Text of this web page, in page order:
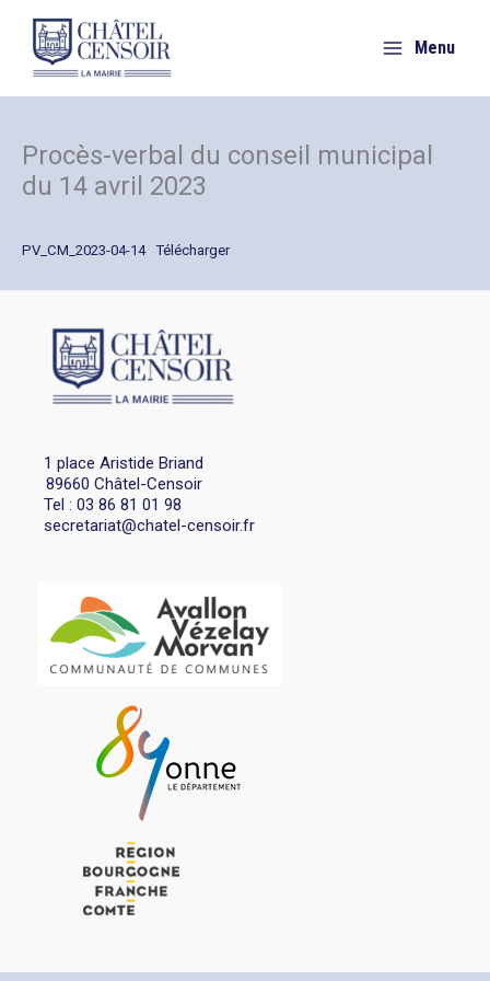
contenu
Menu
Procès-verbal du conseil municipal
du 14 avril 2023
PV_CM_2023-04-14 Télécharger
1 place Aristide Briand
89660 Châtel-Censoir
Tel : 03 86 81 01 98
secretariat@chatel-censoir.fr